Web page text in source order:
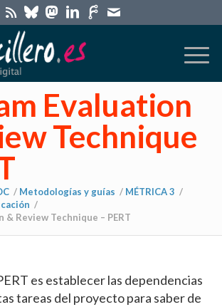
Evaluation
Technique
/ Metodologías y guías / MÉTRICA 3 /
/
& Review Technique – PERT
es establecer las dependencias
tareas del proyecto para saber de